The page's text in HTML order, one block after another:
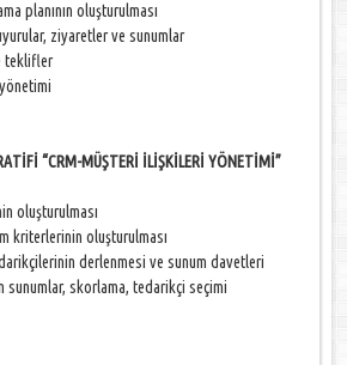
planının oluşturulması
ziyaretler ve sunumlar
teklifler
“CRM-MÜŞTERİ İLİŞKİLERİ YÖNETİMİ”
oluşturulması
kriterlerinin oluşturulması
derlenmesi ve sunum davetleri
sunumlar, skorlama, tedarikçi seçimi